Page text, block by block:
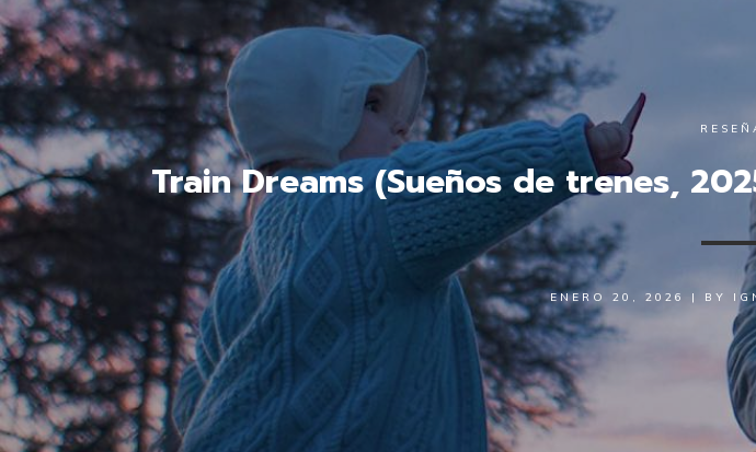
Train Dreams (Sueños de trenes,
ENERO 20, 2026 | BY